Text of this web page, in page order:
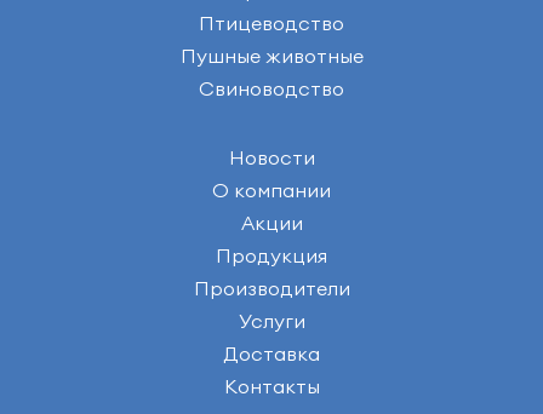
Птицеводство
Пушные животные
Свиноводство
Новости
О компании
Акции
Продукция
Производители
Услуги
Доставка
Контакты